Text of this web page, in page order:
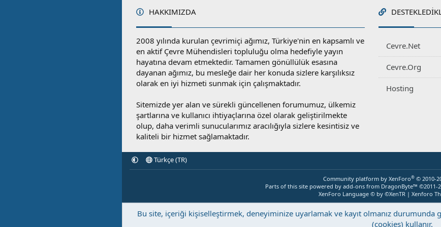
HAKKIMIZDA
2008 yılında kurulan çevrimiçi ağımız, Türkiye'nin en kapsamlı ve
en aktif Çevre Mühendisleri topluluğu olma hedefiyle yayın
hayatına devam etmektedir. Tamamen gönüllülük esasına
dayanan ağımız, bu mesleğe dair her konuda sizlere karşılıksız
olarak en iyi hizmeti sunmak için çalışmaktadır.
Sitemizde yer alan ve sürekli güncellenen forumumuz, ülkemiz
şartlarına ve kullanıcı ihtiyaçlarına özel olarak geliştirilmekte
olup, daha verimli sunucularımız aracılığıyla sizlere kesintisiz ve
kaliteli bir hizmet sağlamaktadır.
Cevre.Net
Cevre.Org
Hosting
Türkçe (TR)
Community platform by XenForo® © 2010-
Parts of this site powered by add-ons from DragonByte™ ©2011-
XenForo Language © by ©XenTR | Xenforo
Bu site, içeriği kişiselleştirmek, deneyiminize uyarlamak ve kayıt olmanız durumunda
(cookies) kullanır.